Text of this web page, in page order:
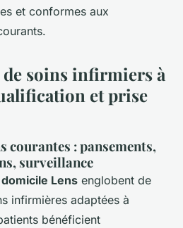
et conformes aux
soins infirmiers à
et prise
courantes : pansements,
surveillance
Lens englobent de
infirmières adaptées à
bénéficient